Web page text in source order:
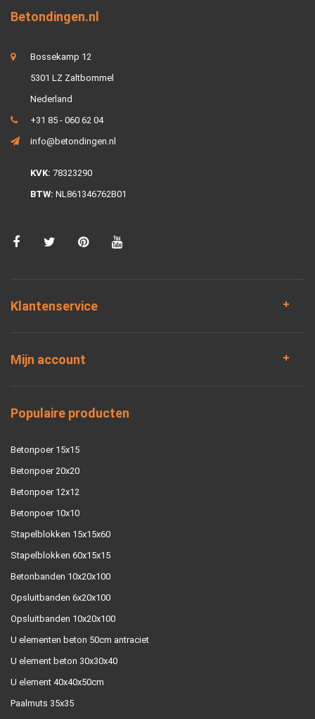
Betondingen.nl
Bossekamp 12
5301 LZ Zaltbommel
Nederland
+31 85 - 060 62 04
info@betondingen.nl
KVK: 78323290
BTW: NL861346762B01
Klantenservice
Mijn account
Populaire producten
Betonpoer 15x15
Betonpoer 20x20
Betonpoer 12x12
Betonpoer 10x10
Stapelblokken 15x15x60
Stapelblokken 60x15x15
Betonbanden 10x20x100
Opsluitbanden 6x20x100
Opsluitbanden 10x20x100
U elementen beton 50cm antraciet
U element beton 30x30x40
U element 40x40x50cm
Paalmuts 35x35